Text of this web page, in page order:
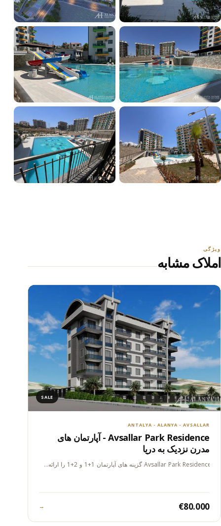
ویژگی
املاک مشابه
SALE
ANTALYA - ALANYA - AVSALLAR
Avsallar Park Residence - آپارتمان های
مدرن نزدیک به دریا
Avsallar Park Residence گزینه های آپارتمان 1+1 و 2+1 را ارائه…
€80.000
→